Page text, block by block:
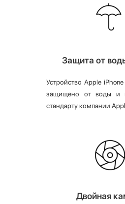
Защита от
Устройство Apple
защищено от воды и
стандарту компании
Двойная